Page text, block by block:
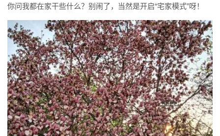
你问我都在家干些什么？别闹了，当然是开启“宅家模式”呀！